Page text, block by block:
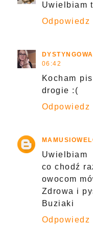
Uwielbiam
Odpowiedz
06:42
Kocham
drogie :(
Odpowiedz
co chodź
owocom
Zdrowa i
Buziaki
Odpowiedz